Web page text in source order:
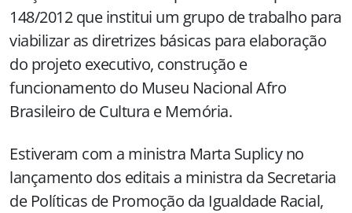
148/2012 que institui um grupo de trabalho para
viabilizar as diretrizes básicas para elaboração
do projeto executivo, construção e
funcionamento do Museu Nacional Afro
Brasileiro de Cultura e Memória.
Estiveram com a ministra Marta Suplicy no
lançamento dos editais a ministra da Secretaria
de Políticas de Promoção da Igualdade Racial,